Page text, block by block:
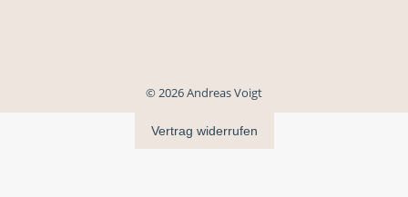
© 2026 Andreas Voigt
Vertrag widerrufen